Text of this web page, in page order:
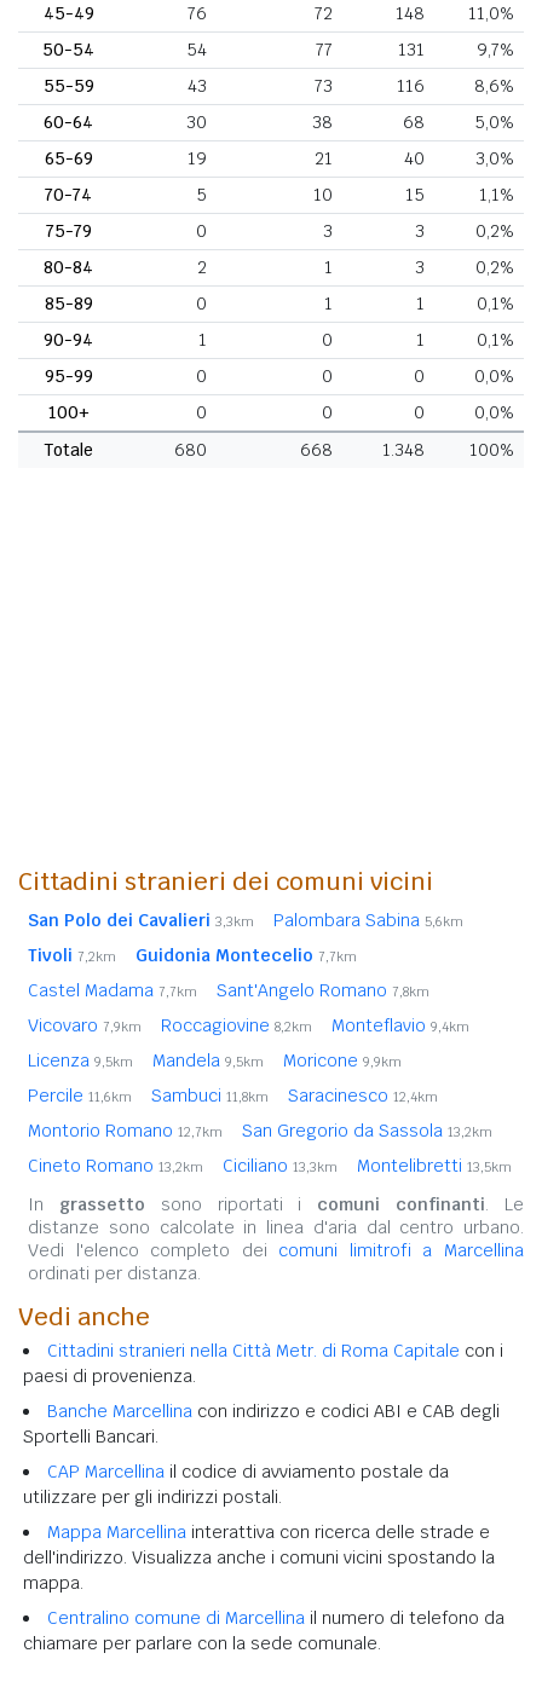
45-49
76 72 148
11,0%
50-54
54 77 131
9,7%
55-59
43 73 116
8,6%
60-64
30 38 68
5,0%
65-69
19 21 40
3,0%
70-74
5 10 15
1,1%
75-79
0 3 3
0,2%
80-84
2 1 3
0,2%
85-89
0 1 1
0,1%
90-94
1 0 1
0,1%
95-99
0 0 0
0,0%
100+
0 0 0
0,0%
Totale
680 668 1.348 100%
Cittadini stranieri dei comuni vicini
San Polo dei Cavalieri 3,3km Palombara Sabina 5,6km
Tivoli 7,2km Guidonia Montecelio 7,7km
Castel Madama 7,7km Sant'Angelo Romano 7,8km
Vicovaro 7,9km Roccagiovine 8,2km Monteflavio 9,4km
Licenza 9,5km Mandela 9,5km Moricone 9,9km
Percile 11,6km Sambuci 11,8km Saracinesco 12,4km
Montorio Romano 12,7km San Gregorio da Sassola 13,2km
Cineto Romano 13,2km Ciciliano 13,3km Montelibretti 13,5km
In grassetto sono riportati i comuni confinanti. Le
distanze sono calcolate in linea d'aria dal centro urbano.
Vedi l'elenco completo dei comuni limitrofi a Marcellina
ordinati per distanza.
Vedi anche
Cittadini stranieri nella Città Metr. di Roma Capitale con i
paesi di provenienza.
Banche Marcellina con indirizzo e codici ABI e CAB degli
Sportelli Bancari.
CAP Marcellina il codice di avviamento postale da
utilizzare per gli indirizzi postali.
Mappa Marcellina interattiva con ricerca delle strade e
dell'indirizzo. Visualizza anche i comuni vicini spostando la
mappa.
Centralino comune di Marcellina il numero di telefono da
chiamare per parlare con la sede comunale.